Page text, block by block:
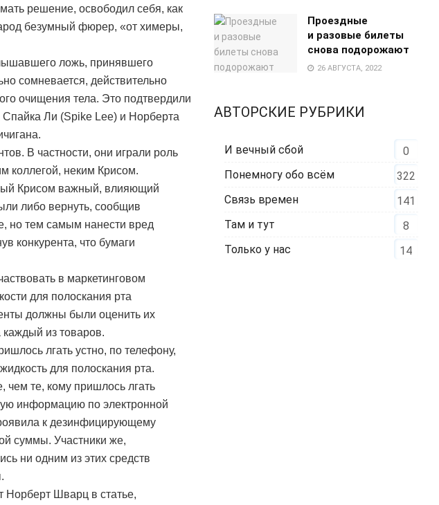
решение, освободил себя, как
безумный фюрер, «от химеры,
ложь, принявшего
сомневается, действительно
очищения тела. Это подтвердили
Ли (Spike Lee) и Норберта
В частности, они играли роль
коллегой, неким Крисом.
Крисом важный, влияющий
либо вернуть, сообщив
но тем самым нанести вред
конкурента, что бумаги
в маркетинговом
для полоскания рта
должны были оценить их
каждый из товаров.
лгать устно, по телефону,
для полоскания рта.
чем те, кому пришлось лгать
информацию по электронной
к дезинфицирующему
суммы. Участники же,
ни одним из этих средств
Норберт Шварц в статье,
Проездные
и разовые билеты
снова подорожают
26 АВГУСТА, 2022
АВТОРСКИЕ РУБРИКИ
И вечный сбой
0
Понемногу обо всём
322
Связь времен
141
Там и тут
8
Только у нас
14